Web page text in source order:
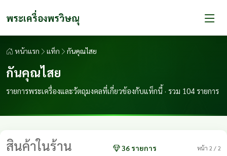
พระเครื่องพรวิษณุ
หน้าแรก แท็ก กันคุณไสย
กันคุณไสย
รายการพระเครื่องและวัตถุมงคลที่เกี่ยวข้องกับแท็กนี้ · รวม 104 รายการ
สินค้าในร้าน 36 รายการ หน้า 2 / 2